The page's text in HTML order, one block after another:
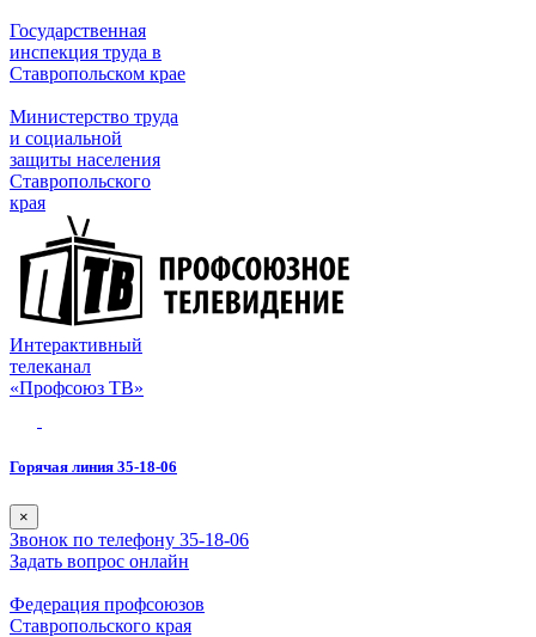
Государственная
инспекция труда в
Ставропольском крае
Министерство труда
и социальной
защиты населения
Ставропольского
края
Интерактивный
телеканал
«Профсоюз ТВ»
Горячая линия 35-18-06
×
Звонок по телефону 35-18-06
Задать вопрос онлайн
Федерация профсоюзов
Ставропольского края